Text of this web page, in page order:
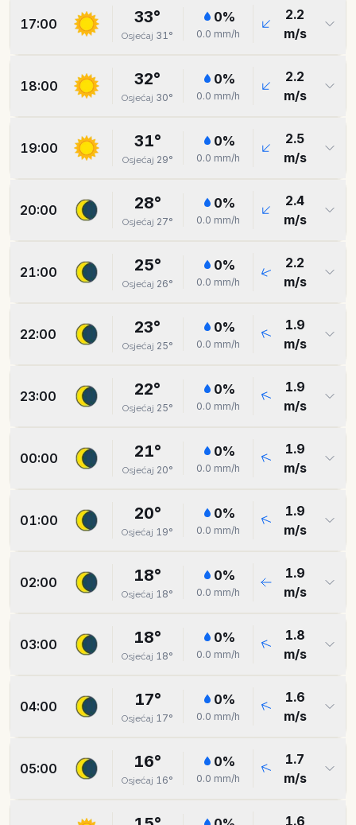
17:00 33°
Osjećaj 31°
0%
0.0 mm/h
2.2
m/s
18:00 32°
Osjećaj 30°
0%
0.0 mm/h
2.2
m/s
19:00 31°
Osjećaj 29°
0%
0.0 mm/h
2.5
m/s
20:00 28°
Osjećaj 27°
0%
0.0 mm/h
2.4
m/s
21:00 25°
Osjećaj 26°
0%
0.0 mm/h
2.2
m/s
22:00 23°
Osjećaj 25°
0%
0.0 mm/h
1.9
m/s
23:00 22°
Osjećaj 25°
0%
0.0 mm/h
1.9
m/s
00:00 21°
Osjećaj 20°
0%
0.0 mm/h
1.9
m/s
01:00 20°
Osjećaj 19°
0%
0.0 mm/h
1.9
m/s
02:00 18°
Osjećaj 18°
0%
0.0 mm/h
1.9
m/s
03:00 18°
Osjećaj 18°
0%
0.0 mm/h
1.8
m/s
04:00 17°
Osjećaj 17°
0%
0.0 mm/h
1.6
m/s
05:00 16°
Osjećaj 16°
0%
0.0 mm/h
1.7
m/s
1.6